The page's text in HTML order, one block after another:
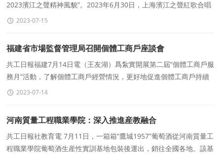
2023濱江之聲精神風貌”。2023年6月30日，上海濱江之聲紅歌合唱
團在上海蘭馨悅劇場，舉辦首場紅歌
2023-07-15
福建省市場監督管理局召開個體工商戶座談會
共工日報福建7月14日電（王友湖）爲紮實開展第二屆“個體工商戶服
務月”活動，了解個體工商戶經營情況，更好地促進個體工商戶持續
健康發展，7月13日上午，福建省
2023-07-14
河南質量工程職業學院：深入推進産教融合
共工日報社教育電 7月11日，一箱箱“鷹城1957”葡萄酒從河南質量工
程職業學院葡萄酒生産性實訓基地包裝後運出，銷往全國各地。該基